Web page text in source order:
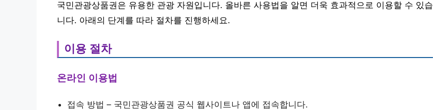
국민관광상품권은 유용한 관광 자원입니다. 올바른 사용법을 알면 더욱 효과적으로 이용할 수 있습
니다. 아래의 단계를 따라 절차를 진행하세요.
이용 절차
온라인 이용법
접속 방법 – 국민관광상품권 공식 웹사이트나 앱에 접속합니다.